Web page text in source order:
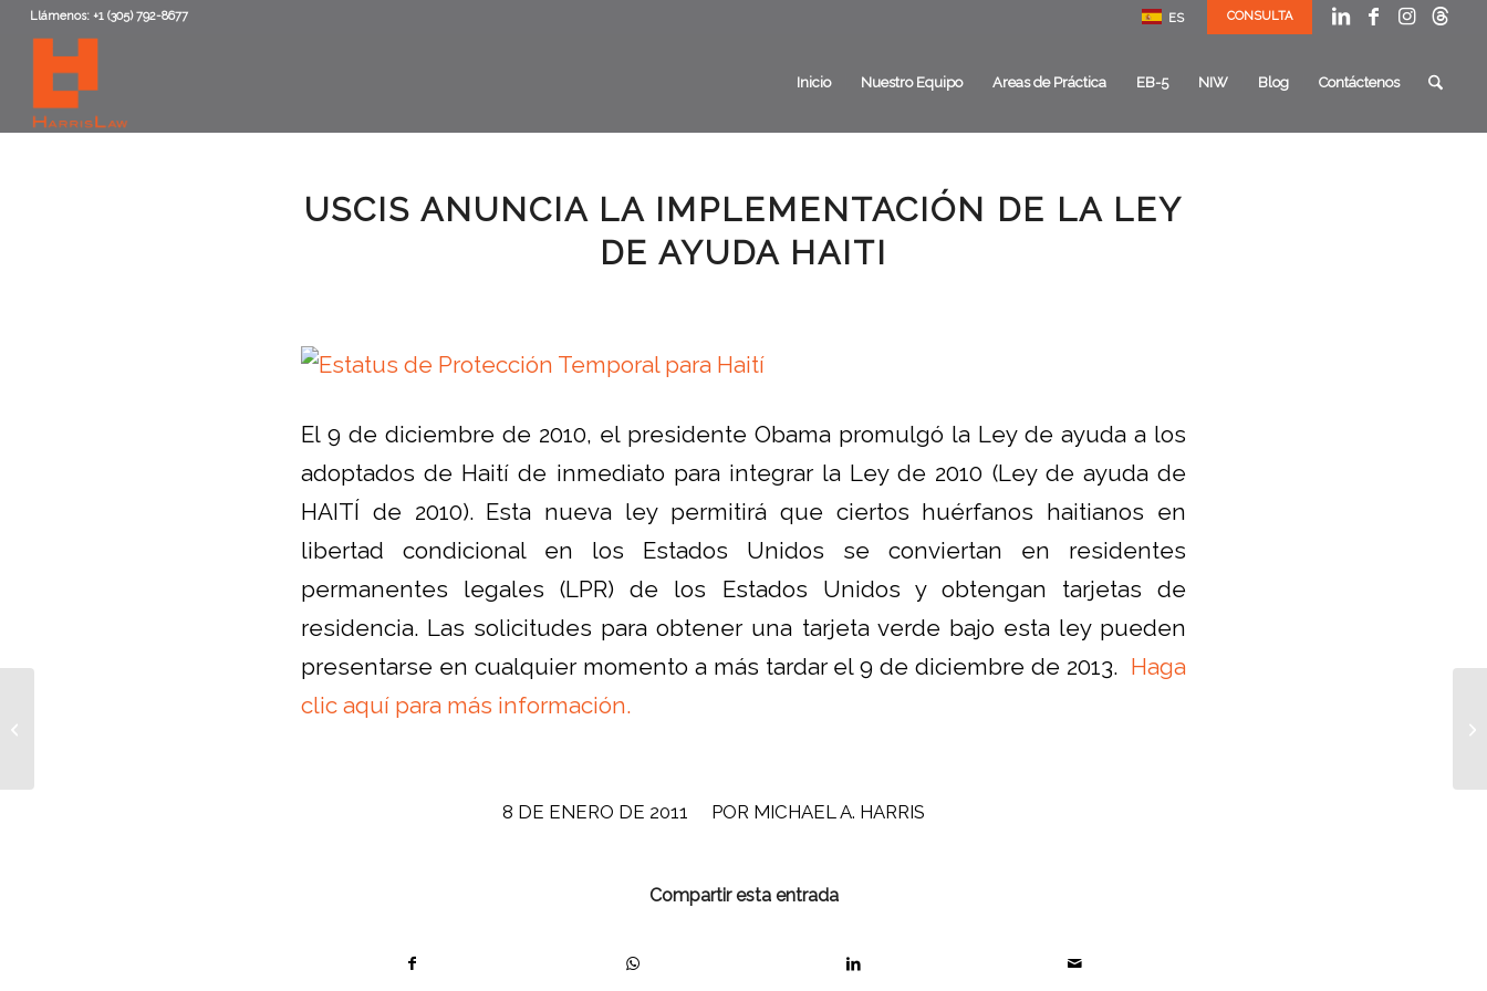
ES CONSULTA
Llámenos: +1 (305) 792-8677
Inicio Nuestro Equipo Areas de Práctica EB-5 NIW Blog Contáctenos
USCIS ANUNCIA LA IMPLEMENTACIÓN DE LA LEY
DE AYUDA HAITI
El 9 de diciembre de 2010, el presidente Obama promulgó la Ley de ayuda a los
adoptados de Haití de inmediato para integrar la Ley de 2010 (Ley de ayuda de
HAITÍ de 2010). Esta nueva ley permitirá que ciertos huérfanos haitianos en
libertad condicional en los Estados Unidos se conviertan en residentes
permanentes legales (LPR) de los Estados Unidos y obtengan tarjetas de
residencia. Las solicitudes para obtener una tarjeta verde bajo esta ley pueden
presentarse en cualquier momento a más tardar el 9 de diciembre de 2013. Haga
clic aquí para más información.
8 DE ENERO DE 2011
/ POR MICHAEL A. HARRIS
Compartir esta entrada